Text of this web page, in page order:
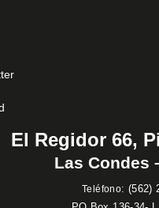
El Regidor 66,
Las Condes
Teléfono: (562)